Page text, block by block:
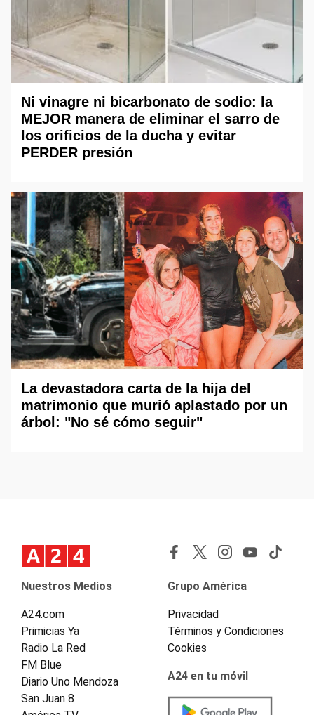
Ni vinagre ni bicarbonato de sodio: la
MEJOR manera de eliminar el sarro de
los orificios de la ducha y evitar
PERDER presión
La devastadora carta de la hija del
matrimonio que murió aplastado por un
árbol: "No sé cómo seguir"
Nuestros Medios
A24.com
Primicias Ya
Radio La Red
FM Blue
Diario Uno Mendoza
San Juan 8
Grupo América
Privacidad
Términos y Condiciones
Cookies
A24 en tu móvil